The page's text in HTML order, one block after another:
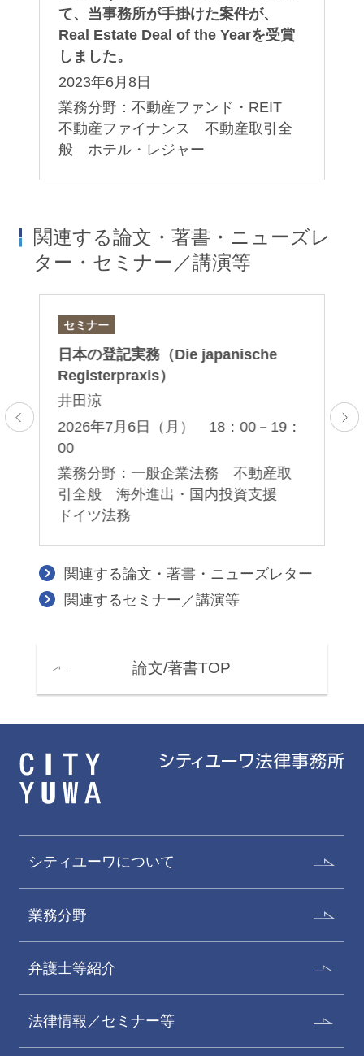
て、当事務所が手掛けた案件が、
Real Estate Deal of the Yearを受賞
しました。
2023年6月8日
業務分野：不動産ファンド・REIT
不動産ファイナンス 不動産取引全
般 ホテル・レジャー
関連する論文・著書・ニューズレ
ター・セミナー／講演等
セミナー
日本の登記実務（Die japanische
Registerpraxis）
井田涼
2026年7月6日（月） 18：00－19：
00
業務分野：一般企業法務 不動産取
引全般 海外進出・国内投資支援
ドイツ法務
関連する論文・著書・ニューズレター
関連するセミナー／講演等
論文/著書TOP
シティユーワについて
業務分野
弁護士等紹介
法律情報／セミナー等